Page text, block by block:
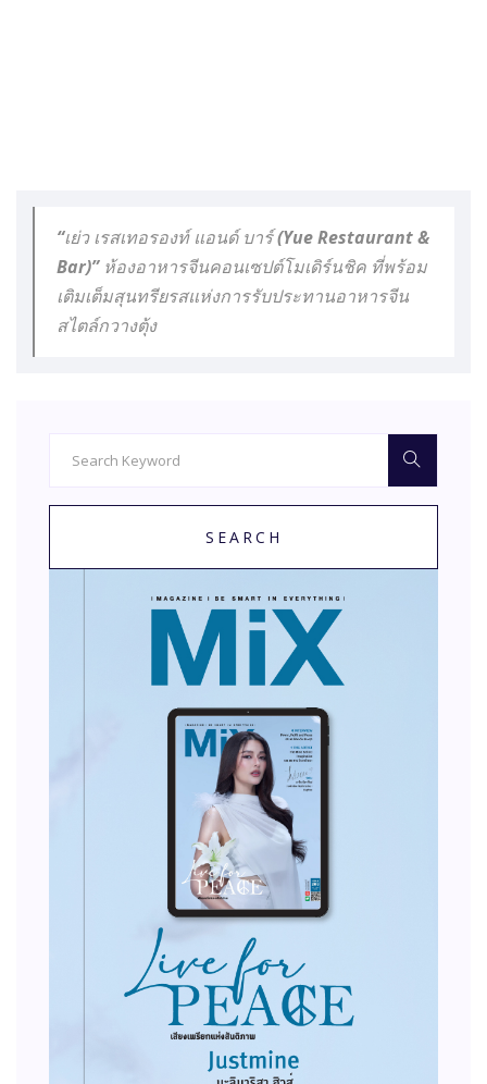
“เย่ว เรสเทอรองท์ แอนด์ บาร์ (Yue Restaurant &
Bar)” ห้องอาหารจีนคอนเซปต์โมเดิร์นชิค ที่พร้อม
เติมเต็มสุนทรียรสแห่งการรับประทานอาหารจีน
สไตล์กวางตุ้ง
SEARCH